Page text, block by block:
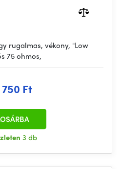
rugalmas, vékony, "Low
75 ohmos,
Ft
3 db